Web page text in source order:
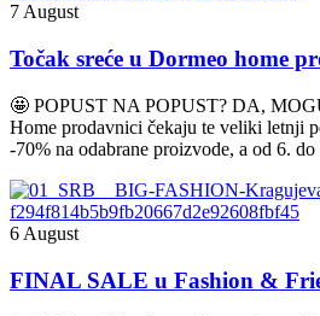
7 August
Točak sreće u Dormeo home
🤩 POPUST NA POPUST? DA,
Home prodavnici čekaju te veliki letnji
-70% na odabrane proizvode, a od 6. do
6 August
FINAL SALE u Fashion &